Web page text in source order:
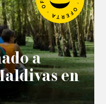
a
en